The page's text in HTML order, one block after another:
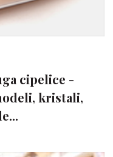
cipelice -
kristali,